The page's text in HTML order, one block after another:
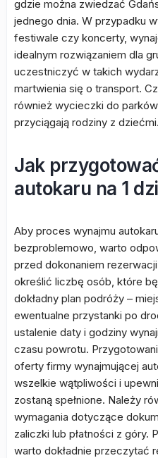
gdzie można zwiedzać
jednego dnia. W przypadku
festiwale czy koncerty,
idealnym rozwiązaniem dla
uczestniczyć w takich
martwienia się o transport.
również wycieczki do
przyciągają rodziny z dziećmi.
Jak
autokaru na 1
Aby proces wynajmu
bezproblemowo, warto
przed dokonaniem
określić liczbę osób, które
dokładny plan podróży –
ewentualne przystanki po
ustalenie daty i godziny
czasu powrotu.
oferty firmy wynajmującej
wszelkie wątpliwości i
zostaną spełnione. Należy
wymagania dotyczące
zaliczki lub płatności z góry.
warto dokładnie przeczytać